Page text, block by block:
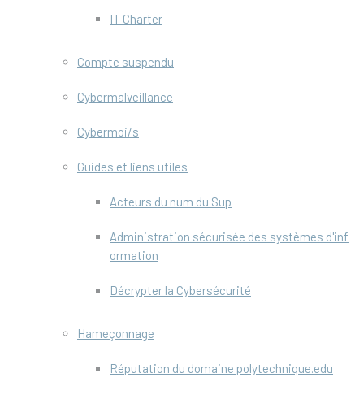
IT Charter
Compte suspendu
Cybermalveillance
Cybermoi/s
Guides et liens utiles
Acteurs du num du Sup
Administration sécurisée des systèmes d'inf
ormation
Décrypter la Cybersécurité
Hameçonnage
Réputation du domaine polytechnique.edu